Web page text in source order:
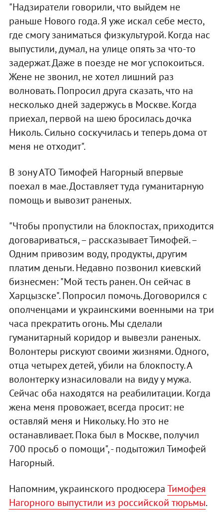
"Надзиратели говорили, что выйдем не
раньше Нового года. Я уже искал себе место,
где смогу заниматься физкультурой. Когда нас
выпустили, думал, на улице опять за что-то
задержат. Даже в поезде не мог успокоиться.
Жене не звонил, не хотел лишний раз
волновать. Попросил друга сказать, что на
несколько дней задержусь в Москве. Когда
приехал, первой на шею бросилась дочка
Николь. Сильно соскучилась и теперь дома от
меня не отходит".
В зону АТО Тимофей Нагорный впервые
поехал в мае. Доставляет туда гуманитарную
помощь и вывозит раненых.
"Чтобы пропустили на блокпостах, приходится
договариваться, – рассказывает Тимофей. –
Одним привозим воду, продукты, другим
платим деньги. Недавно позвонил киевский
бизнесмен: "Мой тесть ранен. Он сейчас в
Харцызске". Попросил помочь. Договорился с
ополченцами и украинскими военными на три
часа прекратить огонь. Мы сделали
гуманитарный коридор и вывезли раненых.
Волонтеры рискуют своими жизнями. Одного,
отца четырех детей, убили на блокпосту. А
волонтерку изнасиловали на виду у мужа.
Сейчас оба находятся на реабилитации. Когда
жена меня провожает, всегда просит: не
оставляй меня и Никольку. Но это не
останавливает. Пока был в Москве, получил
700 просьб о помощи", - подытожил Тимофей
Нагорный.
Напомним, украинского продюсераТимофея
Нагорного выпустили из российской тюрьмы.